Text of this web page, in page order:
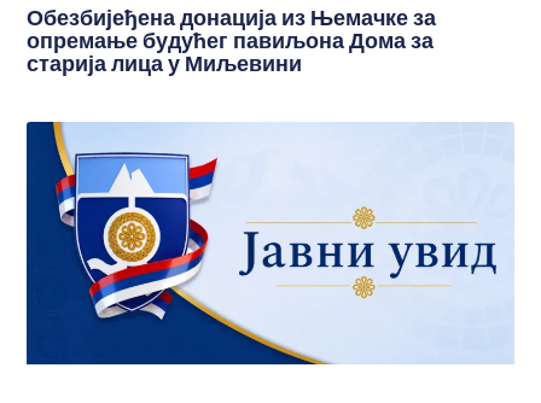
Обезбијеђена донација из Њемачке за
опремање будућег павиљона Дома за
старија лица у Миљевини